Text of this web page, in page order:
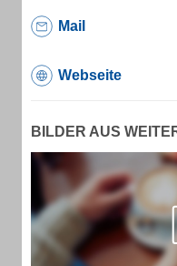
Mail
Webseite
BILDER AUS